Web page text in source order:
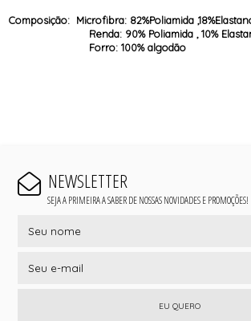
Composição: Microfibra: 82%Poliamida
Renda: 90% Poliamida , 10%
Forro: 100% algodão
NEWSLETTER
SEJA A PRIMEIRA A SABER DE NOSSAS NOVIDADES E PROMOÇÕES!
EU QUERO